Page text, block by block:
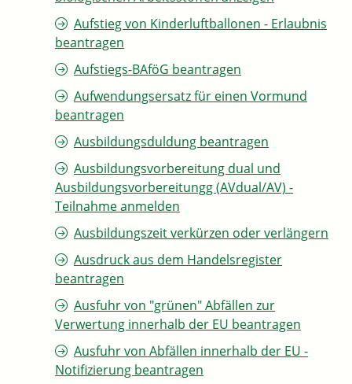
Aufstieg von Kinderluftballonen - Erlaubnis
beantragen
Aufstiegs-BAföG beantragen
Aufwendungsersatz für einen Vormund
beantragen
Ausbildungsduldung beantragen
Ausbildungsvorbereitung dual und
Ausbildungsvorbereitungg (AVdual/AV) -
Teilnahme anmelden
Ausbildungszeit verkürzen oder verlängern
Ausdruck aus dem Handelsregister
beantragen
Ausfuhr von "grünen" Abfällen zur
Verwertung innerhalb der EU beantragen
Ausfuhr von Abfällen innerhalb der EU -
Notifizierung beantragen